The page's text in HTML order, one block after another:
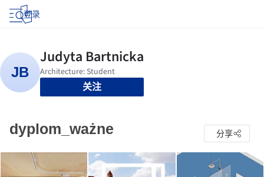
登录
关注
dyplom_ważne 分享